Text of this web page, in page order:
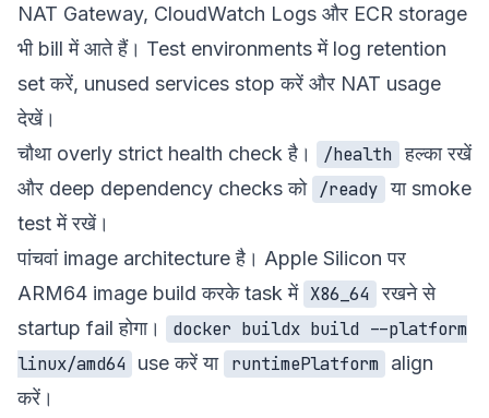
NAT Gateway, CloudWatch Logs और ECR storage
भी bill में आते हैं। Test environments में log retention
set करें, unused services stop करें और NAT usage
देखें।
चौथा overly strict health check है।
/health हल्का रखें
और deep dependency checks को /ready या smoke
test में रखें।
पांचवां image architecture है। Apple Silicon पर
ARM64 image build करके task में X86_64 रखने से
startup fail होगा।
docker buildx build --platform
linux/amd64
use करें या runtimePlatform
align
करें।